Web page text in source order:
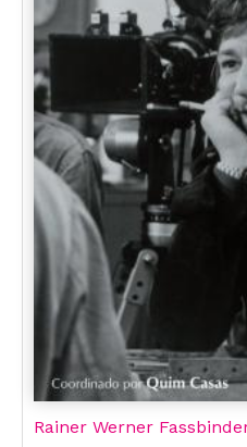
Rainer Werner